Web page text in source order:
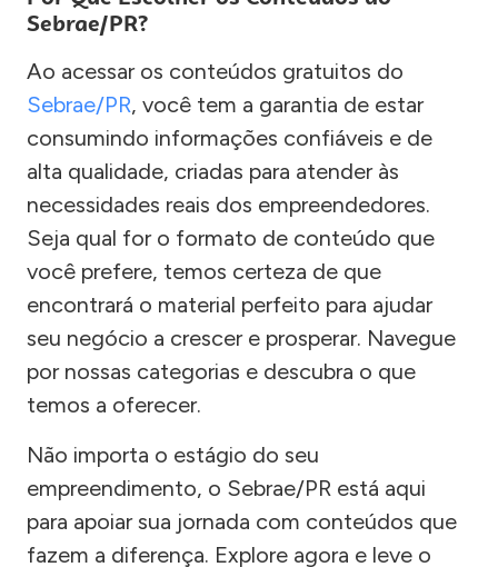
Sebrae/PR?
Ao acessar os conteúdos gratuitos do
Sebrae/PR, você tem a garantia de estar
consumindo informações confiáveis e de
alta qualidade, criadas para atender às
necessidades reais dos empreendedores.
Seja qual for o formato de conteúdo que
você prefere, temos certeza de que
encontrará o material perfeito para ajudar
seu negócio a crescer e prosperar. Navegue
por nossas categorias e descubra o que
temos a oferecer.
Não importa o estágio do seu
empreendimento, o Sebrae/PR está aqui
para apoiar sua jornada com conteúdos que
fazem a diferença. Explore agora e leve o